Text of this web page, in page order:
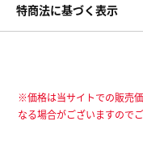
特商法に基づく表示
※価格は当サイトでの販売
なる場合がございますので